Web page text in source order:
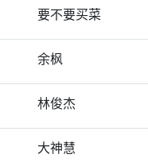
要不要买菜
余枫
林俊杰
大神慧